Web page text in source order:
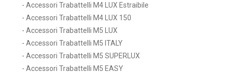
Accessori Trabattelli M4 LUX Estraibile
Accessori Trabattelli M4 LUX 150
Accessori Trabattelli M5 LUX
Accessori Trabattelli M5 ITALY
Accessori Trabattelli M5 SUPERLUX
Accessori Trabattelli M5 EASY